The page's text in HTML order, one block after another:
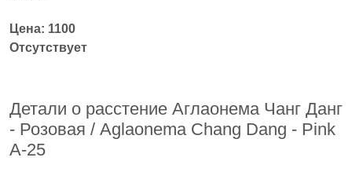
Цена: 1100
Отсутствует
Детали о расстение Аглаонема Чанг Данг
- Розовая / Aglaonema Chang Dang - Pink
A-25